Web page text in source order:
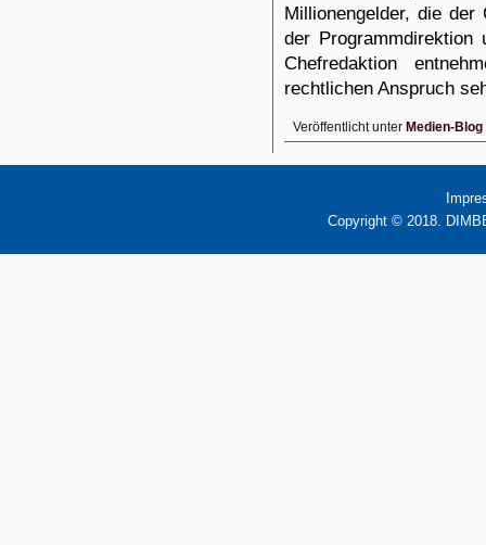
Millionengelder, die der
der
Chefredaktion
rechtlichen Anspruch
Veröffentlicht unter Medien-Blog
Copyright © 2018.